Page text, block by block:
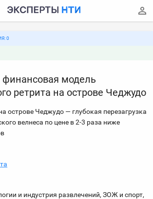
0
модель
ретрита на острове Чеджудо
острове Чеджудо — глубокая перезагрузка
велнеса по цене в 2-3 раза ниже
и индустрия развлечений, ЗОЖ и спорт,